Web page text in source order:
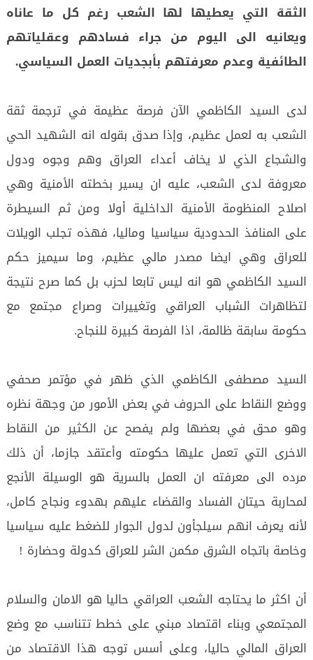
الثقة التي يعطيها لها الشعب رغم كل ما عاناه
ويعانيه الى اليوم من جراء فسادهم وعقلياتهم
الطائفية وعدم معرفتهم بأبجديات العمل السياسي.
لدى السيد الكاظمي الآن فرصة عظيمة في ترجمة ثقة
الشعب به لعمل عظيم، وإذا صدق بقوله انه الشهيد الحي
والشجاع الذي لا يخاف أعداء العراق وهم وجوه ودول
معروفة لدى الشعب، عليه ان يسير بخطته الأمنية وهي
اصلاح المنظومة الأمنية الداخلية أولا ومن ثم السيطرة
على المنافذ الحدودية سياسيا وماليا، فهذه تجلب الويلات
للعراق وهي ايضا مصدر مالي عظيم، وما سيميز حكم
السيد الكاظمي هو انه ليس تابعا لحزب بل كما صرح نتيجة
لتظاهرات الشباب العراقي وتغييرات وصراع مجتمع مع
حكومة سابقة ظالمة، اذا الفرصة كبيرة للنجاح.
السيد مصطفى الكاظمي الذي ظهر في مؤتمر صحفي
ووضع النقاط على الحروف في بعض الأمور من وجهة نظره
وهو محق في بعضها ولم يفصح عن الكثير من النقاط
الاخرى التي تعمل عليها حكومته وأعتقد جازما، أن ذلك
مرده الى معرفته ان العمل بالسرية هو الوسيلة الأنجع
لمحاربة حيتان الفساد والقضاء عليهم بهدوء ونجاح كامل،
لأنه يعرف انهم سيلجأون لدول الجوار للضغط عليه سياسيا
وخاصة باتجاه الشرق مكمن الشر للعراق كدولة وحضارة !
أن اكثر ما يحتاجه الشعب العراقي حاليا هو الامان والسلام
المجتمعي وبناء اقتصاد مبني على خطط تتناسب مع وضع
العراق المالي حاليا، وعلى أسس توجه هذا الاقتصاد من